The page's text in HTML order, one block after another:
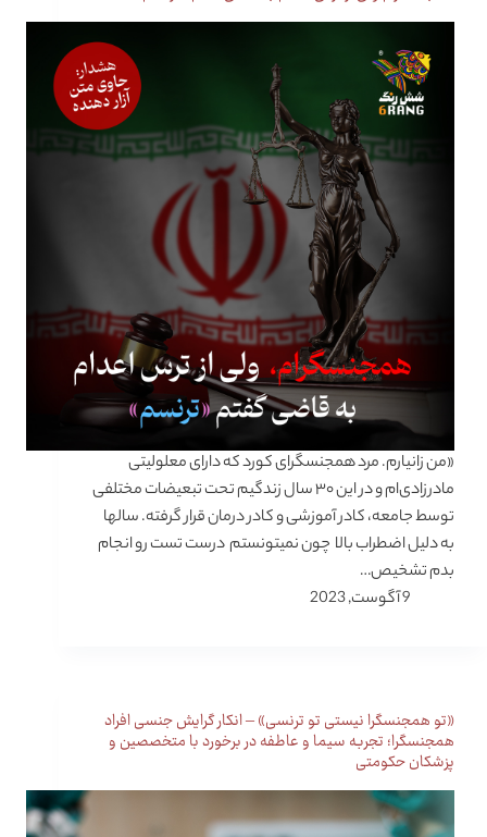
«من زانیارم. مرد همجنسگرای کورد که دارای معلولیتی
مادرزادی‌ام و در این ۳۰ سال زندگیم تحت تبعیضات مختلفی
توسط جامعه، کادر آموزشی و کادر درمان قرار گرفته. سالها
به دلیل اضطراب بالا چون نمیتونستم درست تست رو انجام
بدم تشخیص…
9 آگوست, 2023
«تو همجنسگرا نیستی تو ترنسی» – انکار گرایش جنسی افراد
همجنسگرا؛ تجربه سیما و عاطفه در برخورد با متخصصین و
پزشکان حکومتی